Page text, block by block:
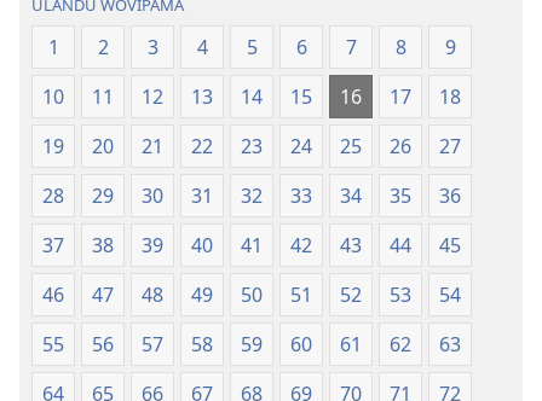
ULANDU WOVIPAMA
1 2 3 4 5 6 7 8
9
10
11 12 13 14 15 16 17
18
19
20 21 22 23 24 25 26
27
28
29 30 31 32 33 34 35
36
37
38 39 40 41 42 43 44
45
46
47 48 49 50 51 52 53
54
55
56 57 58 59 60 61 62
63
64
65 66 67 68 69 70 71
72